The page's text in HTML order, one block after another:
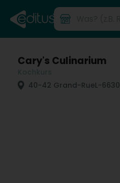
Cary's Culinarium
40-42 Grand-RueL-6630